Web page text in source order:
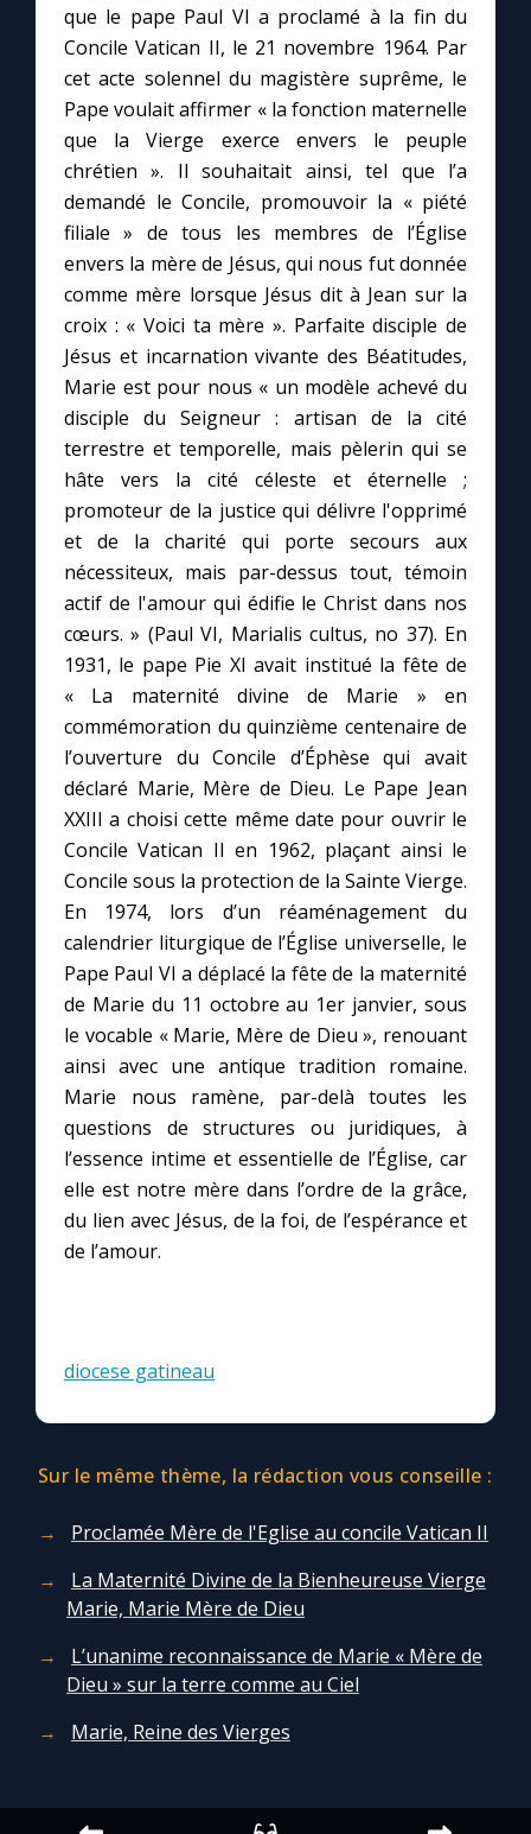
Prier au quotidien
Avec Thérèse de Lisieux
L'Évangile chaque jour
Les premiers samedis du mois
Marie qui défait les nœuds
Me consacrer à Jésus par Marie
Mes intentions de prière
Une Minute avec Marie
Une neuvaine
À la une
1000 Raisons de Croire
Chapelet pour le monde
Contact
Faire un don
Marie de Nazareth
que le pape Paul VI a proclamé à la fin du
Concile Vatican II, le 21 novembre 1964. Par
cet acte solennel du magistère suprême, le
Pape voulait affirmer « la fonction maternelle
que la Vierge exerce envers le peuple
chrétien ». Il souhaitait ainsi, tel que l’a
demandé le Concile, promouvoir la « piété
filiale » de tous les membres de l’Église
envers la mère de Jésus, qui nous fut donnée
comme mère lorsque Jésus dit à Jean sur la
croix : « Voici ta mère ». Parfaite disciple de
Jésus et incarnation vivante des Béatitudes,
Marie est pour nous « un modèle achevé du
disciple du Seigneur : artisan de la cité
terrestre et temporelle, mais pèlerin qui se
hâte vers la cité céleste et éternelle ;
promoteur de la justice qui délivre l'opprimé
et de la charité qui porte secours aux
nécessiteux, mais par-dessus tout, témoin
actif de l'amour qui édifie le Christ dans nos
cœurs. » (Paul VI, Marialis cultus, no 37). En
1931, le pape Pie XI avait institué la fête de
« La maternité divine de Marie » en
commémoration du quinzième centenaire de
l’ouverture du Concile d’Éphèse qui avait
déclaré Marie, Mère de Dieu. Le Pape Jean
XXIII a choisi cette même date pour ouvrir le
Concile Vatican II en 1962, plaçant ainsi le
Concile sous la protection de la Sainte Vierge.
En 1974, lors d’un réaménagement du
calendrier liturgique de l’Église universelle, le
Pape Paul VI a déplacé la fête de la maternité
de Marie du 11 octobre au 1er janvier, sous
le vocable « Marie, Mère de Dieu », renouant
ainsi avec une antique tradition romaine.
Marie nous ramène, par-delà toutes les
questions de structures ou juridiques, à
l’essence intime et essentielle de l’Église, car
elle est notre mère dans l’ordre de la grâce,
du lien avec Jésus, de la foi, de l’espérance et
de l’amour.
diocese gatineau
Sur le même thème, la rédaction vous conseille :
Proclamée Mère de l'Eglise au concile Vatican II
La Maternité Divine de la Bienheureuse Vierge
Marie, Marie Mère de Dieu
L’unanime reconnaissance de Marie « Mère de
Dieu » sur la terre comme au Ciel
Marie, Reine des Vierges